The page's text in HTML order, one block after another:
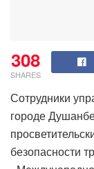
308
SHARES
Сотрудники
городе
безопасности